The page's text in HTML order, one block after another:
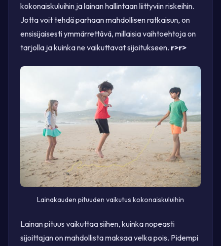
kokonaiskuluihin ja lainan hallintaan liittyviin riskeihin.
Jotta voit tehdä parhaan mahdollisen ratkaisun, on
ensisijaisesti ymmärrettävä, millaisia vaihtoehtoja on
tarjolla ja kuinka ne vaikuttavat sijoitukseen. r>r>
Lainakauden pituuden vaikutus kokonaiskuluihin
Lainan pituus vaikuttaa siihen, kuinka nopeasti
sijoittajan on mahdollista maksaa velka pois. Pidempi